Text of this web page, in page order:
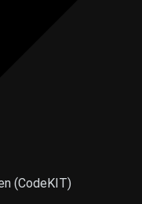
(CodeKIT)